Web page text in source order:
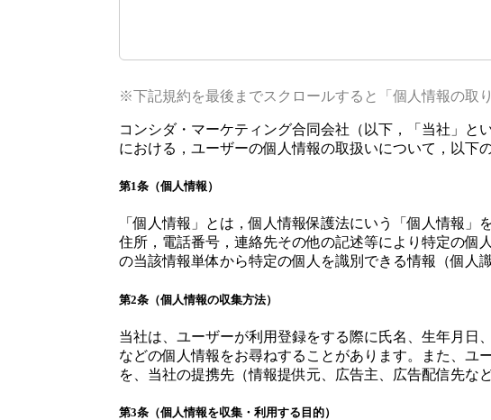
※下記規約を最後までスクロールすると「個人情報の取
コンシダ・マーケティング合同会社（以下，「当社」と
における，ユーザーの個人情報の取扱いについて，以下
第1条（個人情報）
「個人情報」とは，個人情報保護法にいう「個人情報
住所，電話番号，連絡先その他の記述等により特定の個
の当該情報単体から特定の個人を識別できる情報（個人
第2条（個人情報の収集方法）
当社は、ユーザーが利用登録をする際に氏名、生年月
などの個人情報をお尋ねすることがあります。また、ユ
を、当社の提携先（情報提供元、広告主、広告配信先な
第3条（個人情報を収集・利用する目的）